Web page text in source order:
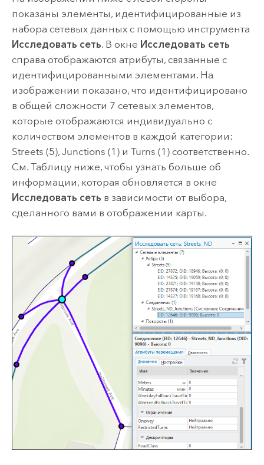
показаны элементы, идентифицированные из
набора сетевых данных с помощью инструмента
Исследовать сеть. В окне Исследовать сеть
справа отображаются атрибуты, связанные с
идентифицированными элементами. На
изображении показано, что идентифицировано
в общей сложности 7 сетевых элементов,
которые отображаются индивидуально с
количеством элементов в каждой категории:
Streets (5), Junctions (1) и Turns (1) соответственно.
См. Таблицу ниже, чтобы узнать больше об
информации, которая обновляется в окне
Исследовать сеть в зависимости от выбора,
сделанного вами в отображении карты.